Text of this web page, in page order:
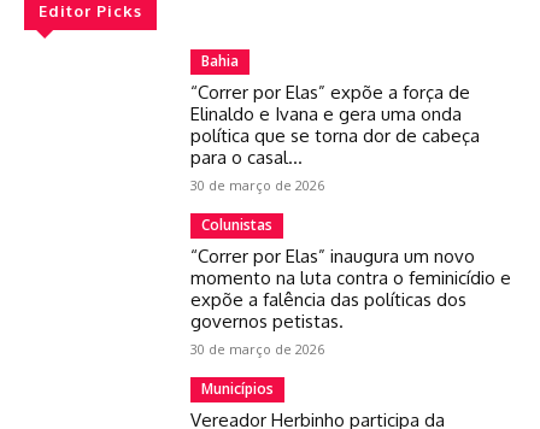
Editor Picks
Bahia
“Correr por Elas” expõe a força de
Elinaldo e Ivana e gera uma onda
política que se torna dor de cabeça
para o casal...
30 de março de 2026
Colunistas
“Correr por Elas” inaugura um novo
momento na luta contra o feminicídio e
expõe a falência das políticas dos
governos petistas.
30 de março de 2026
Municípios
Vereador Herbinho participa da